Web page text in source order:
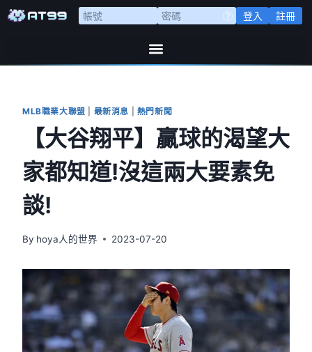
登入 註冊
MLB職業大聯盟 最新消息 熱門新聞
【大谷翔平】贏球的渴望大
家都知道!沒這兩大要素免
談!
By hoya人的世界 2023-07-20